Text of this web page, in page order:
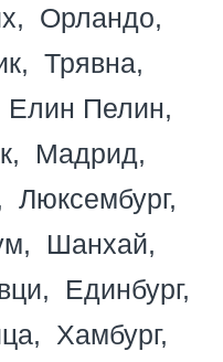
Орландо
Трявна
Елин Пелин
Мадрид
Люксембург
Шанхай
Единбург
Хамбург